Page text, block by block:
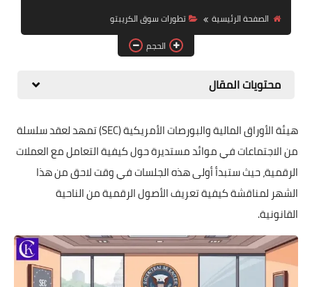
التداول والاستثمار
الميتافيرس وNFT
الصفحة الرئيسية
تطورات سوق الكريبتو
الحجم
محتويات المقال
هيئة الأوراق المالية والبورصات الأمريكية (SEC) تمهد لعقد سلسلة
من الاجتماعات في موائد مستديرة حول كيفية التعامل مع العملات
الرقمية، حيث ستبدأ أولى هذه الجلسات في وقت لاحق من هذا
الشهر لمناقشة كيفية تعريف الأصول الرقمية من الناحية
القانونية.